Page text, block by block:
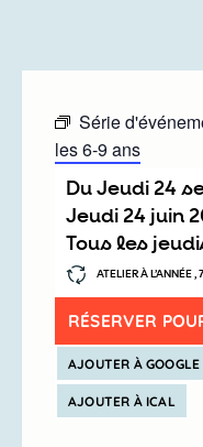
Série
les 6-9 ans
Du jeudi 24
jeudi 24 juin
Tous les
ATELIER À L’ANNÉE ,
RÉSERVER
AJOUTER À
AJOUTER À ICAL